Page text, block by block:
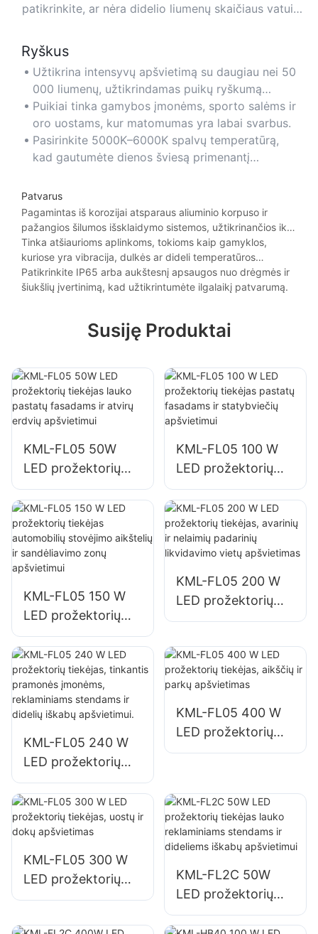
patikrinkite, ar nėra didelio liumenų skaičiaus vatui
Ryškus
Užtikrina intensyvų apšvietimą su daugiau nei 50
000 liumenų, užtikrindamas puikų ryškumą
didelėse arba aukštomis lubomis erdvėse.
Puikiai tinka gamybos įmonėms, sporto salėms ir
oro uostams, kur matomumas yra labai svarbus.
Pasirinkite 5000K–6000K spalvų temperatūrą,
kad gautumėte dienos šviesą primenantį
Patvarus
Pagamintas iš korozijai atsparaus aliuminio korpuso ir
pažangios šilumos išsklaidymo sistemos, užtikrinančios iki
50 000 valandų tarnavimo laiką.
Tinka atšiaurioms aplinkoms, tokioms kaip gamyklos,
kuriose yra vibracija, dulkės ar dideli temperatūros
svyravimai.
Patikrinkite IP65 arba aukštesnį apsaugos nuo drėgmės ir
šiukšlių įvertinimą, kad užtikrintumėte ilgalaikį patvarumą.
Susiję Produktai
KML-FL05 50W
LED prožektorių
tiekėjas lauko
pastatų fasadams ir
atvirų erdvių
apšvietimui
KML-FL05 100 W
LED prožektorių
tiekėjas pastatų
fasadams ir
statybviečių
apšvietimui
KML-FL05 150 W
LED prožektorių
tiekėjas automobilių
stovėjimo aikštelių
ir sandėliavimo
zonų apšvietimui
KML-FL05 200 W
LED prožektorių
tiekėjas, avarinių ir
likvidavimo vietų
apšvietimas
KML-FL05 240 W
LED prožektorių
tiekėjas, tinkantis
pramonės
įmonėms,
reklaminiams
stendams ir didelių
iškabų apšvietimui.
KML-FL05 400 W
LED prožektorių
tiekėjas, aikščių ir
KML-FL05 300 W
LED prožektorių
tiekėjas, uostų ir
KML-FL2C 50W
LED prožektorių
tiekėjas lauko